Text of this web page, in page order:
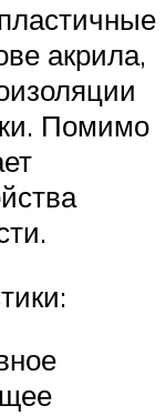
акрила,
Помимо